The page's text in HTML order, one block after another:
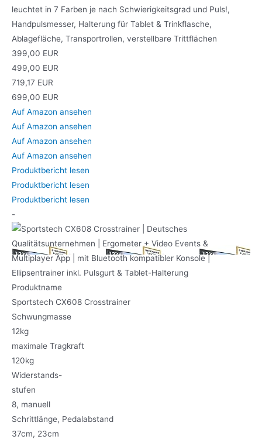
leuchtet in 7 Farben je nach Schwierigkeitsgrad und Puls!,
Handpulsmesser, Halterung für Tablet & Trinkflasche,
Ablagefläche, Transportrollen, verstellbare Trittflächen
399,00 EUR
499,00 EUR
719,17 EUR
699,00 EUR
Auf Amazon ansehen
Auf Amazon ansehen
Auf Amazon ansehen
Auf Amazon ansehen
Produktbericht lesen
Produktbericht lesen
Produktbericht lesen
-
Produktname
Sportstech CX608 Crosstrainer
Schwungmasse
12kg
maximale Tragkraft
120kg
Widerstands-
stufen
8, manuell
Schrittlänge, Pedalabstand
37cm, 23cm